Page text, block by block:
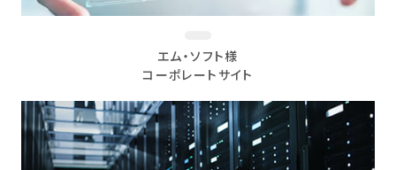
エム・ソフト様
コーポレートサイト